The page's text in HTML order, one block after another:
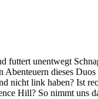
unentwegt
Abenteuern dieses
nicht link haben? Ist
Hill? So nimmt